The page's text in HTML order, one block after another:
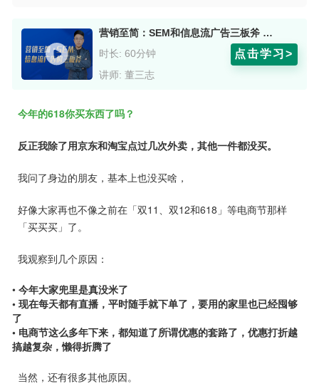
营销至简：SEM和信息流广告三板斧 讲师：董三志
时长: 60分钟
讲师: 董三志
点击学习>
今年的618你买东西了吗？
反正我除了用京东和淘宝点过几次外卖，其他一件都没买。
我问了身边的朋友，基本上也没买啥，
好像大家再也不像之前在「双11、双12和618」等电商节那样
「买买买」了。
我观察到几个原因：
• 今年大家兜里是真没米了
• 现在每天都有直播，平时随手就下单了，要用的家里也已经囤够
了
• 电商节这么多年下来，都知道了所谓优惠的套路了，优惠打折越
搞越复杂，懒得折腾了
当然，还有很多其他原因。